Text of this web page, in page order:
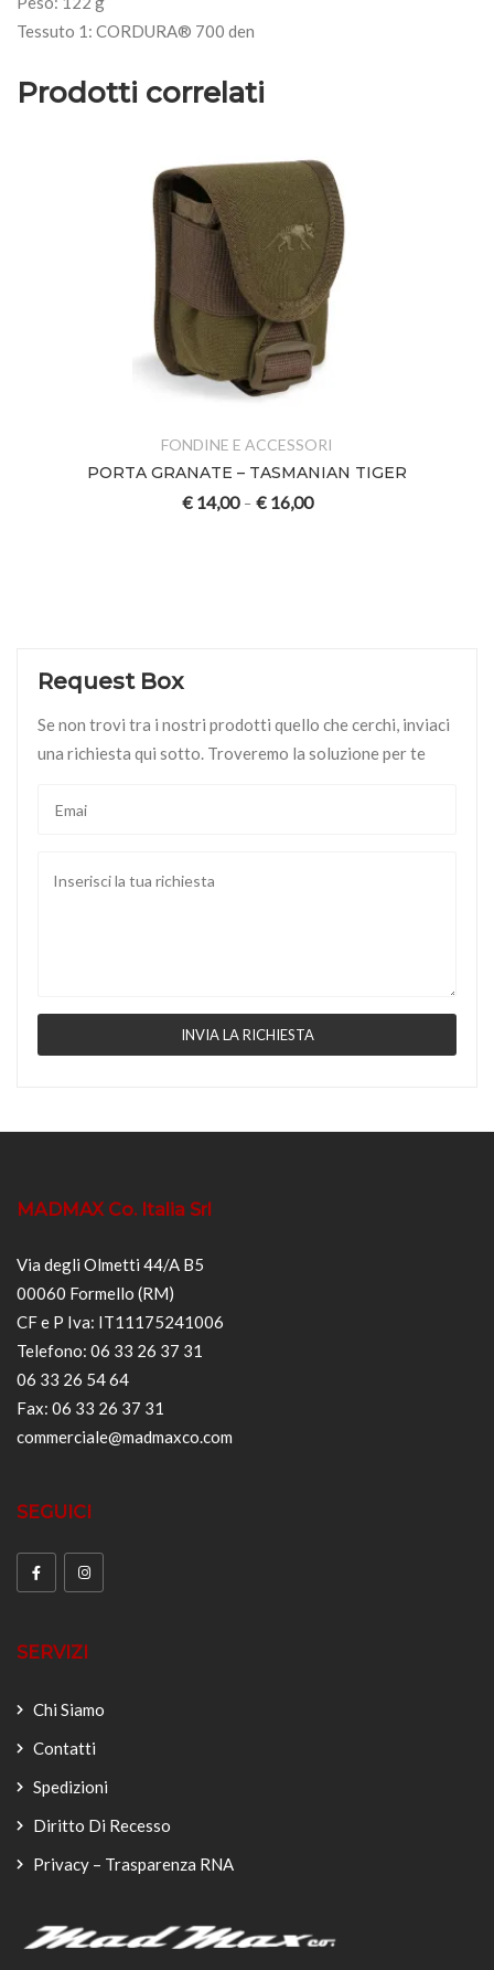
Tessuto 1: CORDURA® 700 den
Prodotti correlati
FONDINE E ACCESSORI
PORTA GRANATE – TASMANIAN TIGER
€14,00 – €16,00
Request Box
Se non trovi tra i nostri prodotti quello che cerchi, inviaci
una richiesta qui sotto. Troveremo la soluzione per te
MADMAX Co. Italia Srl
Via degli Olmetti 44/A B5
00060 Formello (RM)
CF e P Iva: IT11175241006
Telefono: 06 33 26 37 31
06 33 26 54 64
Fax: 06 33 26 37 31
commerciale@madmaxco.com
SEGUICI
SERVIZI
Chi Siamo
Contatti
Spedizioni
Diritto Di Recesso
Privacy – Trasparenza RNA